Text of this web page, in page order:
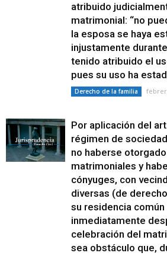
atribuido
matrimonial: “no
la esposa se haya
injustamente
tenido atribuido el
pues su uso ha
Derecho de la familia
Por aplicación del
régimen de
no haberse
matrimoniales y
cónyuges, con
diversas (de
su residencia común
inmediatamente
celebración del
sea obstáculo que,